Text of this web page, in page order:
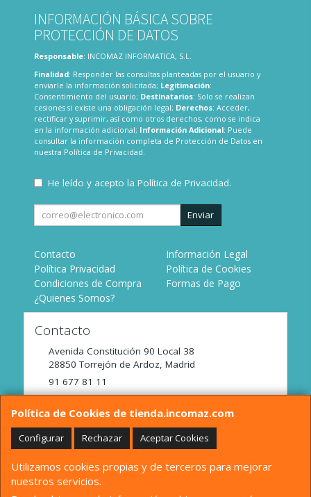
Política de Cookies de tienda.incomaz.com
Configurar Rechazar Aceptar Cookies
Utilizamos cookies propias y de terceros para mejorar
nuestros servicios.
INFORMACIÓN BÁSICA SOBRE
PROTECCIÓN DE DATOS
Responsable: INCOMAZ INFORMATICA, S.L.
Finalidad: Responder las consultas planteadas por el usuario y
enviarle la información solicitada; Legitimación:
Consentimiento del usuario; Destinatarios: Solo se realizan
cesiones si existe una obligación legal; Derechos: Acceder,
rectificar y suprimir, así como otros derechos, como se indica
en la información adicional; Información Adicional: Puede
consultar la información completa de Protección de Datos en
nuestra Política de Privacidad.
He leído y acepto la Política de Privacidad.
Enviar
Contacto
Información Legal
Política Privacidad
Política de Cookies
Condiciones de Compra
Formas de Pago
¿Quienes Somos?
Contacto
Avenida Constitución 90 Local 38
28850 Torrejón de Ardoz, Madrid
91 677 81 11
tienda@incomaz.com
Horario
De Lunes a Viernes de 9:00 a 14:00